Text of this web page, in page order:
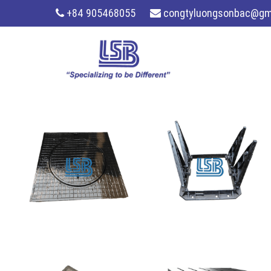
+84 905468055